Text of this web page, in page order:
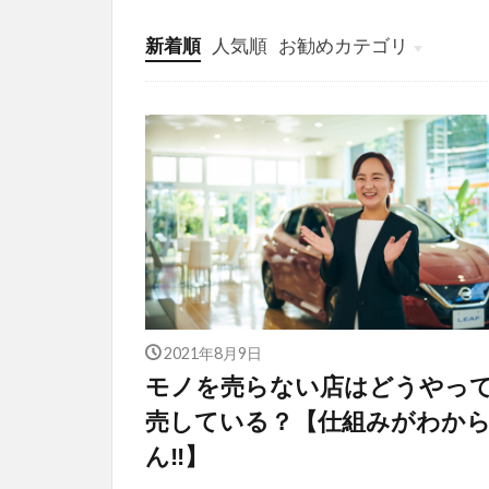
新着順 人気順 お勧めカテゴリ
投稿
学び
マンガ
電子書籍
2021年8月9日
モノを売らない店はどうやっ
売している？【仕組みがわか
ん‼】